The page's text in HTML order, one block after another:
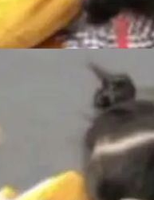
可纠结
是 rust-
负责查
Inform
归自我
过
官方更
： 扩
(vf_frc
和直
速器 AP
did 8T
+ 3T
带着 #
热搜——
操